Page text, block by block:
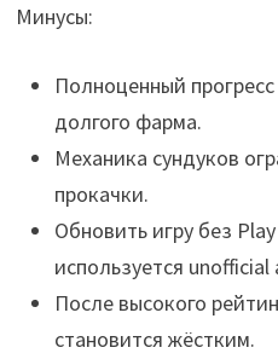
Минусы:
Полноценный
долгого фарма.
Механика сундуков
прокачки.
Обновить игру без
используется unofficial
После высокого
становится жёстким.